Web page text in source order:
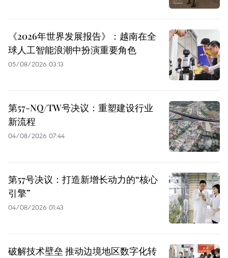
《2026年世界发展报告》：越南在全
球人工智能浪潮中扮演重要角色
05/08/2026 03:13
第57-NQ/TW号决议：重塑建设行业
新流程
04/08/2026 07:44
第57号决议：打造新增长动力的“核心
引擎”
04/08/2026 01:43
破解技术壁垒 推动边境地区数字化转